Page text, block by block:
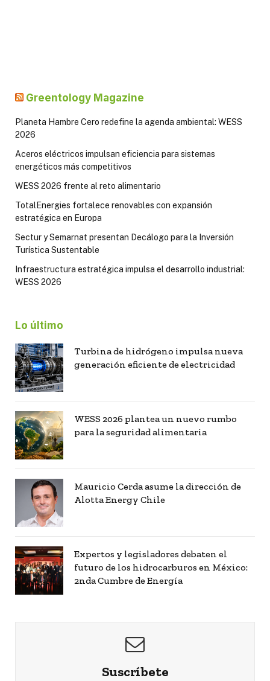
Greentology Magazine
Planeta Hambre Cero redefine la agenda ambiental: WESS
2026
Aceros eléctricos impulsan eficiencia para sistemas
energéticos más competitivos
WESS 2026 frente al reto alimentario
TotalEnergies fortalece renovables con expansión
estratégica en Europa
Sectur y Semarnat presentan Decálogo para la Inversión
Turística Sustentable
Infraestructura estratégica impulsa el desarrollo industrial:
WESS 2026
Lo último
Turbina de hidrógeno impulsa nueva
generación eficiente de electricidad
WESS 2026 plantea un nuevo rumbo
para la seguridad alimentaria
Mauricio Cerda asume la dirección de
Alotta Energy Chile
Expertos y legisladores debaten el
futuro de los hidrocarburos en México:
2nda Cumbre de Energía
Suscríbete